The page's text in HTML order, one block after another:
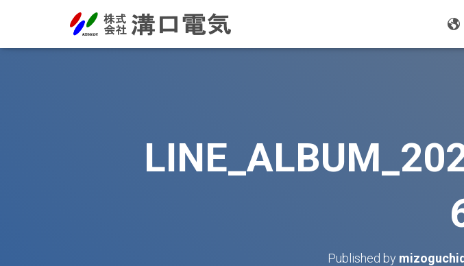
Published by